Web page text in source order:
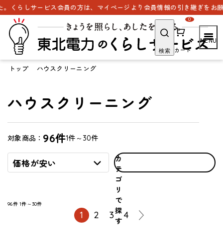
らしサービス会員の方は、マイページより会員情報の引き継ぎをお願い
検索 カート
0
トップ ハウスクリーニング
ハウスクリーニング
対象商品： 96件1件～30件
価格が安い
カ
テ
ゴ
リ
で
探
す
96件 1件～30件
1 2 3 4